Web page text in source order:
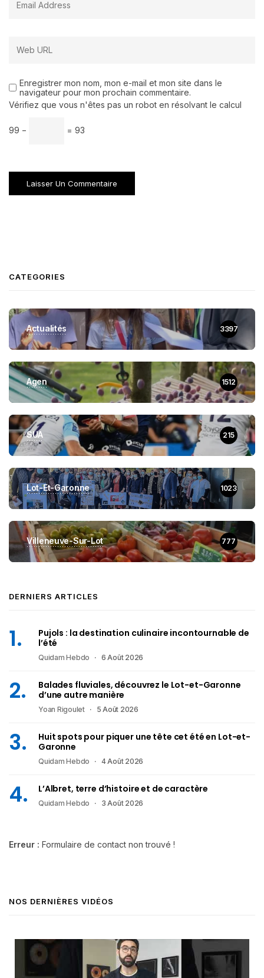
Enregistrer mon nom, mon e-mail et mon site dans le
navigateur pour mon prochain commentaire.
Vérifiez que vous n'êtes pas un robot en résolvant le calcul
99 − = 93
CATEGORIES
Actualités 3397
Agen 1512
SUA 215
Lot-Et-Garonne 1023
Villeneuve-Sur-Lot 777
DERNIERS ARTICLES
Pujols : la destination culinaire incontournable de
l’été
Quidam Hebdo 6 Août 2026
Balades fluviales, découvrez le Lot-et-Garonne
d’une autre manière
Yoan Rigoulet 5 Août 2026
Huit spots pour piquer une tête cet été en Lot-et-
Garonne
Quidam Hebdo 4 Août 2026
L’Albret, terre d’histoire et de caractère
Quidam Hebdo 3 Août 2026
Erreur : Formulaire de contact non trouvé !
NOS DERNIÈRES VIDÉOS